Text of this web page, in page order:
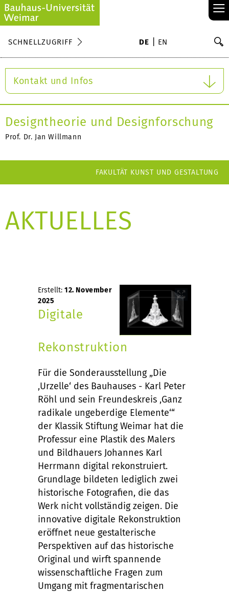
≡
SCHNELLZUGRIFF DE EN
Kontakt und Infos
Designtheorie und Designforschung
Prof. Dr. Jan Willmann
FAKULTÄT KUNST UND GESTALTUNG
AKTUELLES
Erstellt: 12. November
2025
Digitale
Rekonstruktion
Für die Sonderausstellung „Die
‚Urzelle‘ des Bauhauses - Karl Peter
Röhl und sein Freundeskreis ‚Ganz
radikale ungeberdige Elemente‘“
der Klassik Stiftung Weimar hat die
Professur eine Plastik des Malers
und Bildhauers Johannes Karl
Herrmann digital rekonstruiert.
Grundlage bildeten lediglich zwei
historische Fotografien, die das
Werk nicht vollständig zeigen. Die
innovative digitale Rekonstruktion
eröffnet neue gestalterische
Perspektiven auf das historische
Original und wirft spannende
wissenschaftliche Fragen zum
Umgang mit fragmentarischen